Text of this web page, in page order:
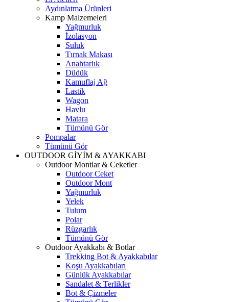
Aydınlatma Ürünleri
Kamp Malzemeleri
Yağmurluk
İzolasyon
Suluk
Tırnak Makası
Anahtarlık
Düdük
Kamuflaj Ağ
Lastik
Wagon
Havlu
Matara
Tümünü Gör
Pompalar
Tümünü Gör
OUTDOOR GİYİM & AYAKKABI
Outdoor Montlar & Ceketler
Outdoor Ceket
Outdoor Mont
Yağmurluk
Yelek
Tulum
Polar
Rüzgarlık
Tümünü Gör
Outdoor Ayakkabı & Botlar
Trekking Bot & Ayakkabılar
Koşu Ayakkabıları
Günlük Ayakkabılar
Sandalet & Terlikler
Bot & Çizmeler